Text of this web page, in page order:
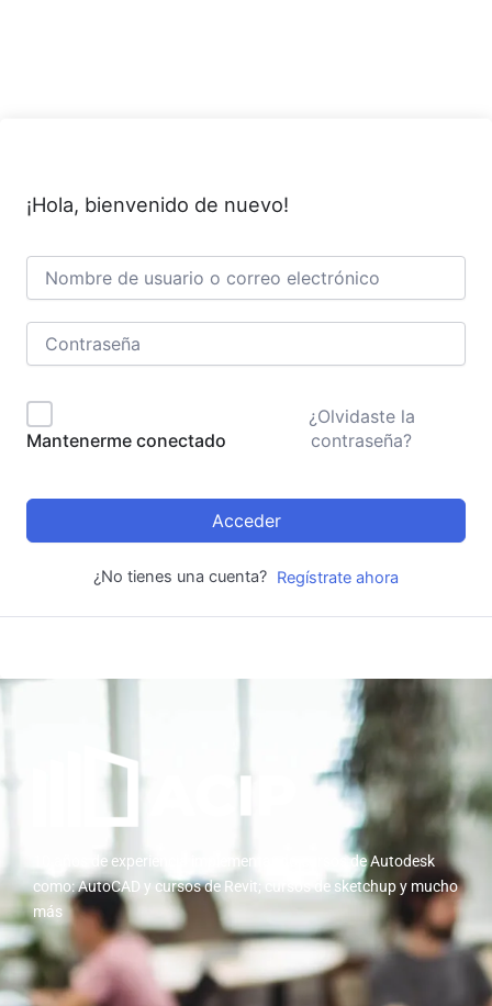
¡Hola, bienvenido de nuevo!
Mantenerme conectado
¿Olvidaste la
contraseña?
Acceder
¿No tienes una cuenta? Regístrate ahora
10 años de experiencia implementando cursos de Autodesk
como: AutoCAD y cursos de Revit; cursos de sketchup y mucho
más